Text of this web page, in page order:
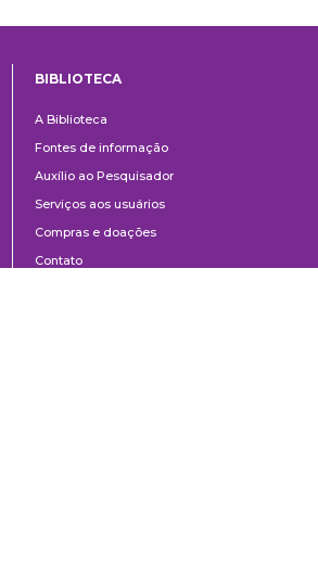
BIBLIOTECA
A Biblioteca
Fontes de informação
Auxílio ao Pesquisador
Serviços aos usuários
Compras e doações
Contato